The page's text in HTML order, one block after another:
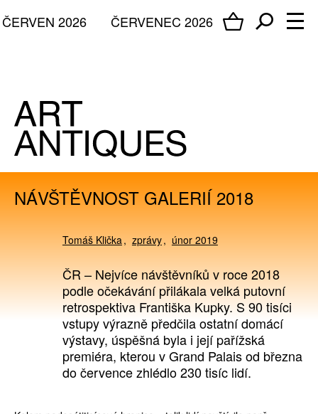
ČERVENEC 2026
ČERVEN 2026
NÁVŠTĚVNOST GALERIÍ 2018
Tomáš Klička zprávy únor 2019
ČR – Nejvíce návštěvníků v roce 2018
podle očekávání přilákala velká putovní
retrospektiva Františka Kupky. S 90 tisíci
vstupy výrazně předčila ostatní domácí
výstavy, úspěšná byla i její pařížská
premiéra, kterou v Grand Palais od března
do července zhlédlo 230 tisíc lidí.